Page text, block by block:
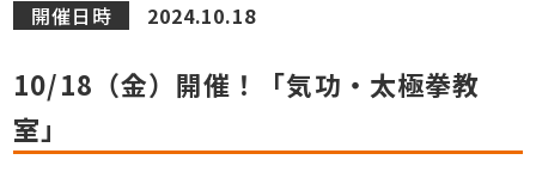
開催日時 2024.10.18
10/18（金）開催！「気功・太極拳教
室」